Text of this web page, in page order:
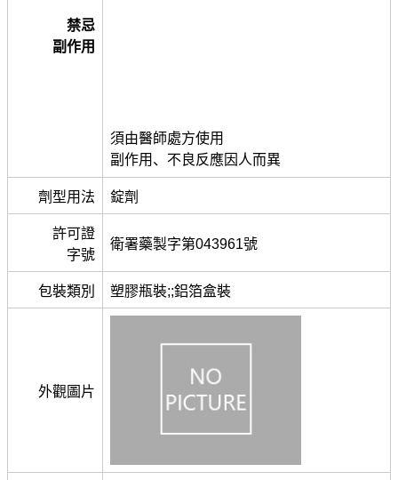
禁忌
副作用
須由醫師處方使用
副作用、不良反應因人而異
劑型用法 錠劑
許可證
字號
衛署藥製字第043961號
包裝類別 塑膠瓶裝;;鋁箔盒裝
外觀圖片